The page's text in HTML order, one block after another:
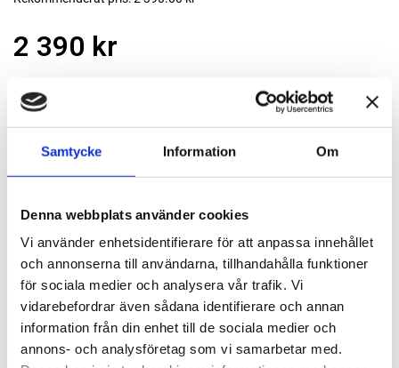
Samtycke Information Om
Denna webbplats använder cookies
Vi använder enhetsidentifierare för att anpassa innehållet
och annonserna till användarna, tillhandahålla funktioner
för sociala medier och analysera vår trafik. Vi
vidarebefordrar även sådana identifierare och annan
information från din enhet till de sociala medier och
annons- och analysföretag som vi samarbetar med.
2 390 kr
Lägg i varukorgen
Finns i lager
Passande tillbehör
Nippel med utvändig gänga R 1/8"
103205151
36 kr Lägg till